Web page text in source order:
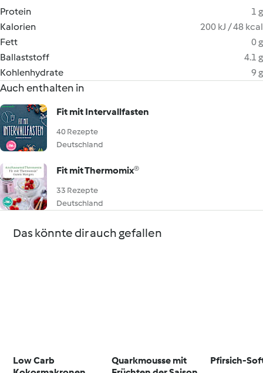
Protein
1 g
Kalorien
200 kJ / 48 kcal
Fett
0 g
Ballaststoff
4.1 g
Kohlenhydrate
9 g
Auch enthalten in
Fit mit Intervallfasten
40 Rezepte
Deutschland
Fit mit Thermomix®
33 Rezepte
Deutschland
Das könnte dir auch gefallen
Low Carb
Quarkmousse mit
Pfirsich-